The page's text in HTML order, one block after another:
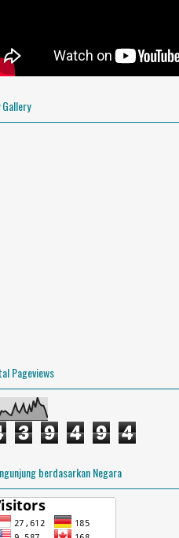
Powered by
Gallery
Pageviews
3 9 4 9 4
berdasarkan Negara